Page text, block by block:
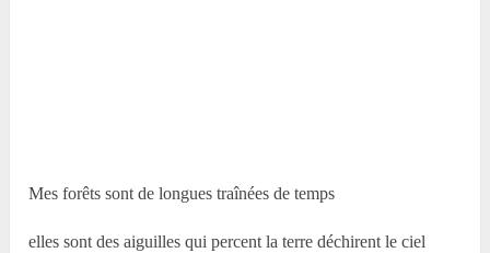
Mes forêts sont de longues traînées de temps
elles sont des aiguilles qui percent la terre déchirent le ciel